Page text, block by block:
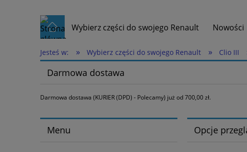
Wybierz części do swojego Renault Nowości
Jesteś w: » Wybierz części do swojego Renault » Clio III
Darmowa dostawa
Darmowa dostawa (KURIER (DPD) - Polecamy) już od 700,00 zł.
Menu Opcje